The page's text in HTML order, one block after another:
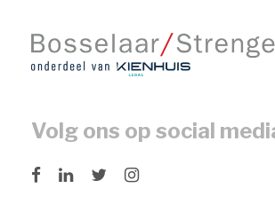
Volg ons op social